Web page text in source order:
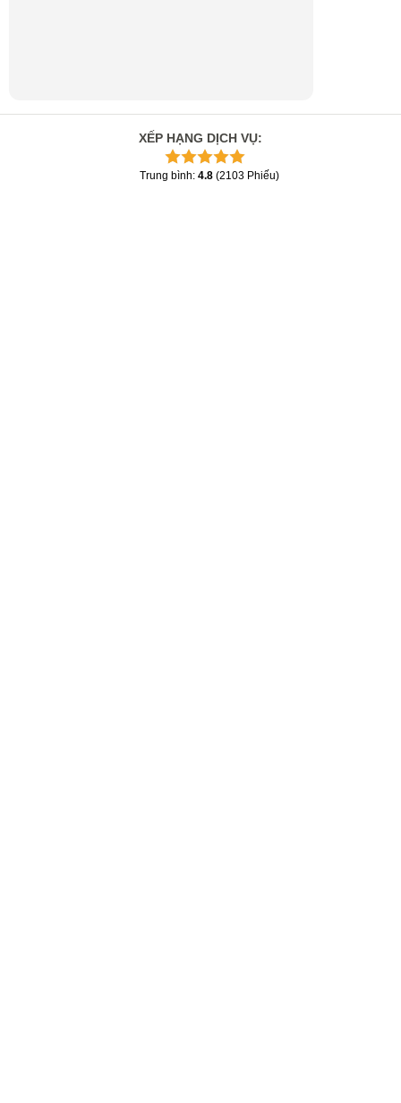
XẾP HẠNG DỊCH VỤ:
Trung bình: 4.8 (2103 Phiếu)